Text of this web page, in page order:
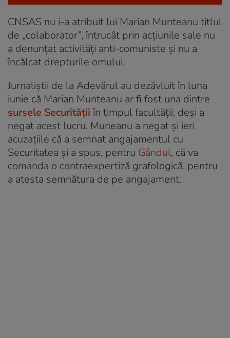
CNSAS nu i-a atribuit lui Marian Munteanu titlul
de „colaborator”, întrucât prin acțiunile sale nu
a denunțat activități anti-comuniste și nu a
încălcat drepturile omului.
Jurnaliștii de la Adevărul au dezăvluit în luna
iunie că Marian Munteanu ar fi fost una dintre
sursele Securitățiiîn timpul facultății, deși a
negat acest lucru. Muneanu a negat și ieri
acuzațiile că a semnat angajamentul cu
Securitatea și a spus, pentru Gândul, că va
comanda o contraexpertiză grafologică, pentru
a atesta semnătura de pe angajament.